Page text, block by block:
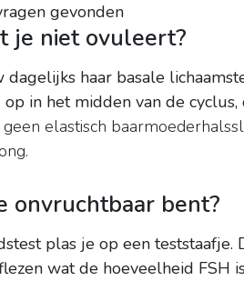
gevonden
je niet ovuleert?
dagelijks haar basale
in het midden van de
elastisch
onvruchtbaar bent?
plas je op een teststaafje.
wat de hoeveelheid FSH